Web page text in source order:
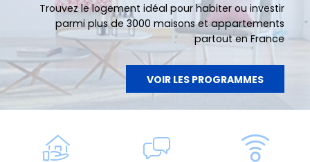
Trouvez le logement idéal pour habiter ou investir
parmi plus de 3000 maisons et appartements
partout en France
VOIR LES PROGRAMMES